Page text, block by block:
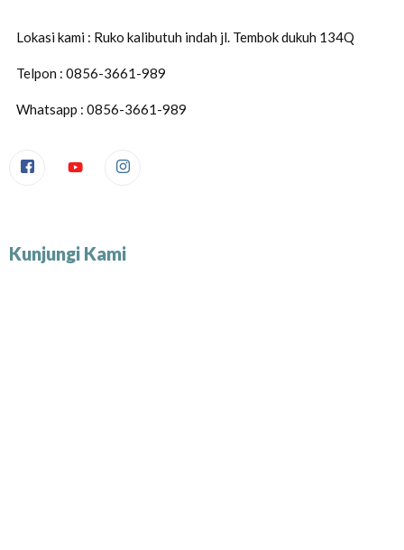
Lokasi kami : Ruko kalibutuh indah jl. Tembok dukuh 134Q
Telpon : 0856-3661-989
Whatsapp : 0856-3661-989
Kunjungi Kami